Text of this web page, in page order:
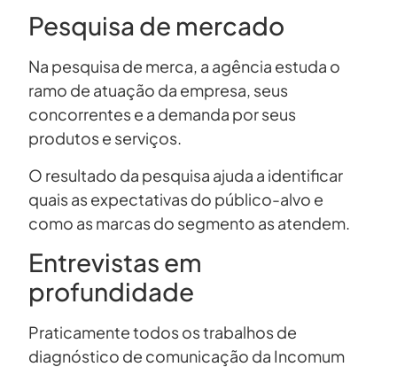
Pesquisa de mercado
Na pesquisa de merca, a agência estuda o
ramo de atuação da empresa, seus
concorrentes e a demanda por seus
produtos e serviços.
O resultado da pesquisa ajuda a identificar
quais as expectativas do público-alvo e
como as marcas do segmento as atendem.
Entrevistas em
profundidade
Praticamente todos os trabalhos de
diagnóstico de comunicação da Incomum